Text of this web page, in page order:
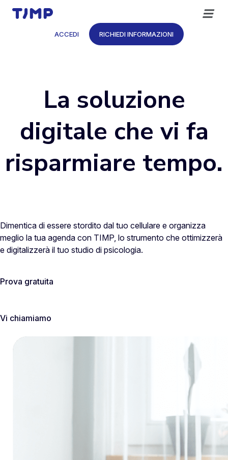
contenuto
ACCEDI RICHIEDI INFORMAZIONI
La soluzione
digitale che vi fa
risparmiare tempo.
Dimentica di essere stordito dal tuo cellulare e organizza
meglio la tua agenda con TIMP, lo strumento che ottimizzerà
e digitalizzerà il tuo studio di psicologia.
Prova gratuita
Vi chiamiamo